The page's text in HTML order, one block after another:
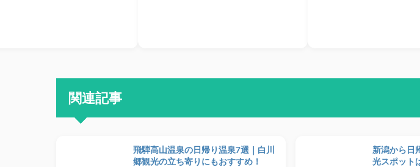
関連記事
飛騨高山温泉の日帰り温泉7選｜白川
郷観光の立ち寄りにもおすすめ！
新潟から日
光スポット